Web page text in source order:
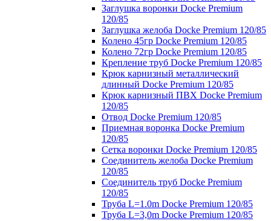
Заглушка воронки Docke Premium
120/85
Заглушка желоба Docke Premium 120/85
Колено 45гр Docke Premium 120/85
Колено 72гр Docke Premium 120/85
Крепление труб Docke Premium 120/85
Крюк карнизный металлический
длинный Docke Premium 120/85
Крюк карнизный ПВХ Docke Premium
120/85
Отвод Docke Premium 120/85
Приемная воронка Docke Premium
120/85
Сетка воронки Docke Premium 120/85
Соединитель желоба Docke Premium
120/85
Соединитель труб Docke Premium
120/85
Труба L=1.0m Docke Premium 120/85
Труба L=3,0m Docke Premium 120/85